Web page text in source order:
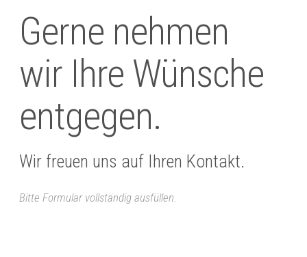
Gerne nehmen
wir Ihre Wünsche
entgegen.
Wir freuen uns auf Ihren Kontakt.
Bitte Formular vollständig ausfüllen.